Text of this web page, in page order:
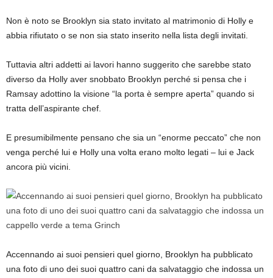
Non è noto se Brooklyn sia stato invitato al matrimonio di Holly e
abbia rifiutato o se non sia stato inserito nella lista degli invitati.
Tuttavia altri addetti ai lavori hanno suggerito che sarebbe stato
diverso da Holly aver snobbato Brooklyn perché si pensa che i
Ramsay adottino la visione “la porta è sempre aperta” quando si
tratta dell’aspirante chef.
E presumibilmente pensano che sia un “enorme peccato” che non
venga perché lui e Holly una volta erano molto legati – lui e Jack
ancora più vicini.
Accennando ai suoi pensieri quel giorno, Brooklyn ha pubblicato
una foto di uno dei suoi quattro cani da salvataggio che indossa un